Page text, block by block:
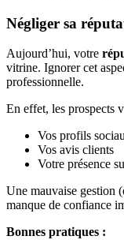
Négliger sa
Aujourd’hui, votre
vitrine. Ignorer cet
professionnelle.
En effet, les prospects
Vos profils
Vos avis clients
Votre présence
Une mauvaise gestion
manque de confiance
Bonnes pratiques :